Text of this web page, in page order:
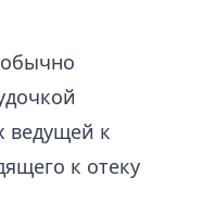
обычно
ведущей к
к отеку